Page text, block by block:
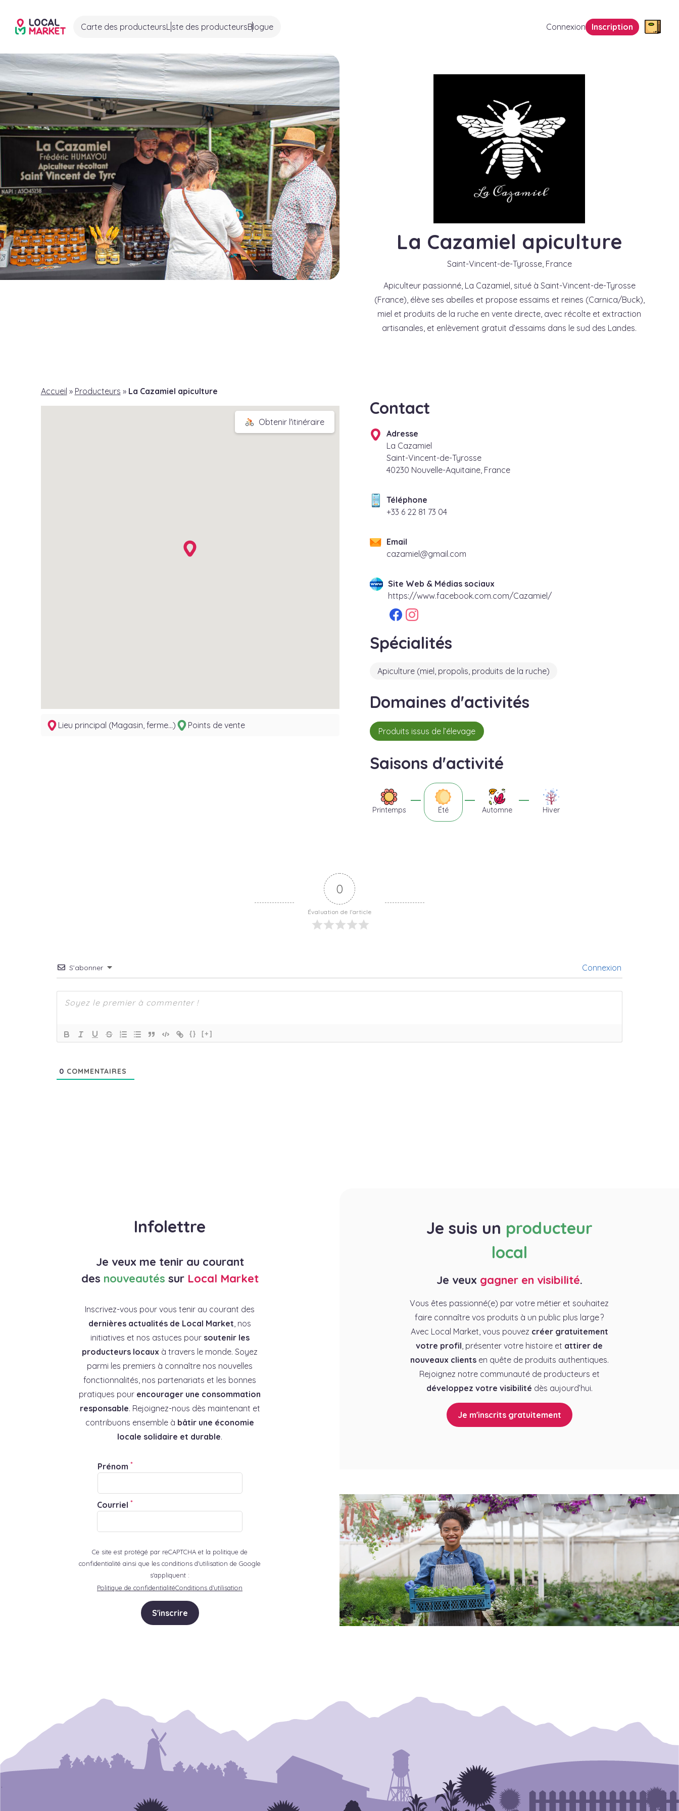
Carte des producteursListe des producteursBlogue Connexion Inscription
La Cazamiel apiculture
Saint-Vincent-de-Tyrosse, France
Apiculteur passionné, La Cazamiel, situé à Saint-Vincent-de-Tyrosse
(France), élève ses abeilles et propose essaims et reines (Carnica/Buck),
miel et produits de la ruche en vente directe, avec récolte et extraction
artisanales, et enlèvement gratuit d’essaims dans le sud des Landes.
Accueil » Producteurs » La Cazamiel apiculture
Lieu principal (Magasin, ferme...) Points de vente
Obtenir l'itinéraire
Contact
Adresse
La Cazamiel
Saint-Vincent-de-Tyrosse
40230 Nouvelle-Aquitaine, France
Téléphone
40 37 18 22 6 33+
Email
moc.liamg@leimazac
Site Web & Médias sociaux
https://www.facebook.com.com/Cazamiel/
Spécialités
Apiculture (miel, propolis, produits de la ruche)
Domaines d'activités
Produits issus de l’élevage
Saisons d'activité
Printemps Été Automne Hiver
0
Évaluation de l'article
S’abonner Connexion
{} [+]
0 COMMENTAIRES
Infolettre
Je veux me tenir au courant
des nouveautés sur Local Market
Inscrivez-vous pour vous tenir au courant des
dernières actualités de Local Market, nos
initiatives et nos astuces pour soutenir les
producteurs locaux à travers le monde. Soyez
parmi les premiers à connaître nos nouvelles
fonctionnalités, nos partenariats et les bonnes
pratiques pour encourager une consommation
responsable. Rejoignez-nous dès maintenant et
contribuons ensemble à bâtir une économie
locale solidaire et durable.
Prénom *
Courriel *
Ce site est protégé par reCAPTCHA et la politique de
confidentialité ainsi que les conditions d'utilisation de Google
s'appliquent :
Politique de confidentialitéConditions d’utilisation
S'inscrire
Je suis un producteur
local
Je veux gagner en visibilité.
Vous êtes passionné(e) par votre métier et souhaitez
faire connaître vos produits à un public plus large ?
Avec Local Market, vous pouvez créer gratuitement
votre profil , présenter votre histoire et attirer de
nouveaux clientsen quête de produits authentiques.
Rejoignez notre communauté de producteurs et
développez votre visibilité dès aujourd’hui.
Je m'inscrits gratuitement